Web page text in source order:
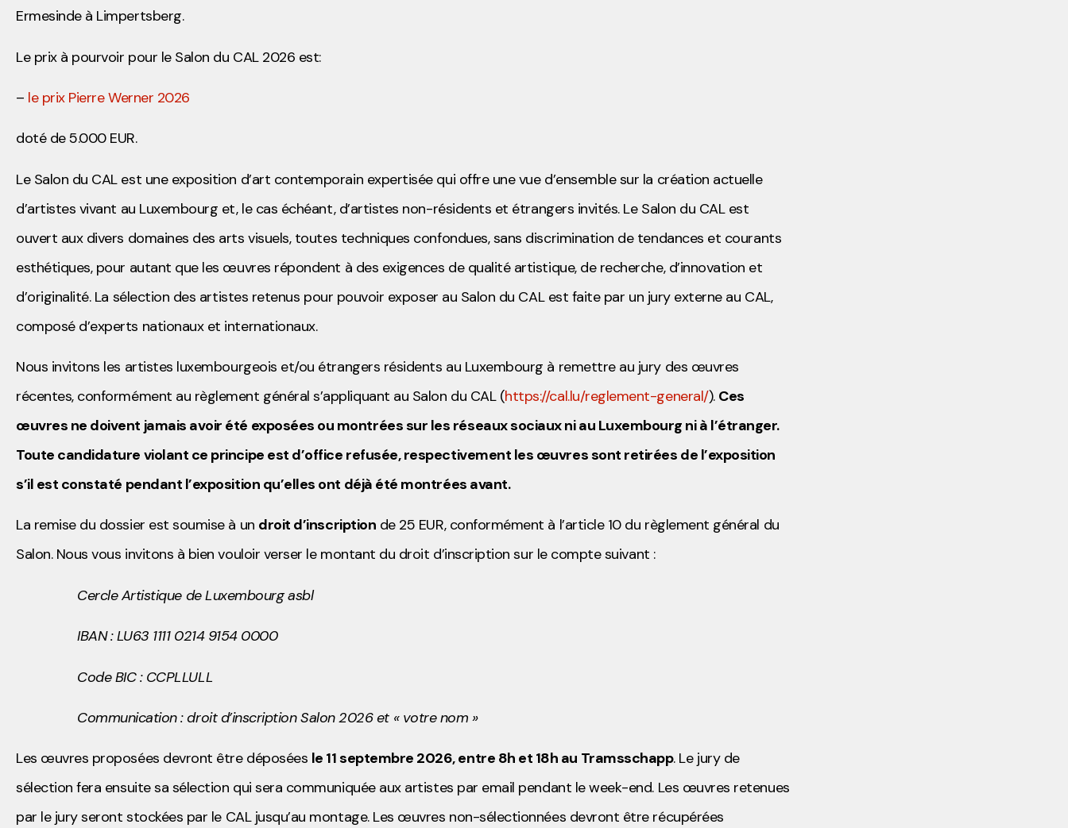
Ermesinde à Limpertsberg.
Le prix à pourvoir pour le Salon du CAL 2026 est:
– le prix Pierre Werner 2026
doté de 5.000 EUR.
Le Salon du CAL est une exposition d’art contemporain expertisée qui offre une vue d’ensemble sur la création actuelle
d’artistes vivant au Luxembourg et, le cas échéant, d’artistes non-résidents et étrangers invités. Le Salon du CAL est
ouvert aux divers domaines des arts visuels, toutes techniques confondues, sans discrimination de tendances et courants
esthétiques, pour autant que les œuvres répondent à des exigences de qualité artistique, de recherche, d’innovation et
d’originalité. La sélection des artistes retenus pour pouvoir exposer au Salon du CAL est faite par un jury externe au CAL,
composé d’experts nationaux et internationaux.
Nous invitons les artistes luxembourgeois et/ou étrangers résidents au Luxembourg à remettre au jury des œuvres
récentes, conformément au règlement général s’appliquant au Salon du CAL (https://cal.lu/reglement-general/). Ces
œuvres ne doivent jamais avoir été exposées ou montrées sur les réseaux sociaux ni au Luxembourg ni à l’étranger.
Toute candidature violant ce principe est d’office refusée, respectivement les œuvres sont retirées de l’exposition
s’il est constaté pendant l’exposition qu’elles ont déjà été montrées avant.
La remise du dossier est soumise à un droit d’inscription de 25 EUR, conformément à l’article 10 du règlement général du
Salon. Nous vous invitons à bien vouloir verser le montant du droit d’inscription sur le compte suivant :
Cercle Artistique de Luxembourg asbl
IBAN : LU63 1111 0214 9154 0000
Code BIC : CCPLLULL
Communication : droit d’inscription Salon 2026 et « votre nom »
Les œuvres proposées devront être déposées le 11 septembre 2026, entre 8h et 18h au Tramsschapp. Le jury de
sélection fera ensuite sa sélection qui sera communiquée aux artistes par email pendant le week-end. Les œuvres retenues
par le jury seront stockées par le CAL jusqu’au montage. Les œuvres non-sélectionnées devront être récupérées